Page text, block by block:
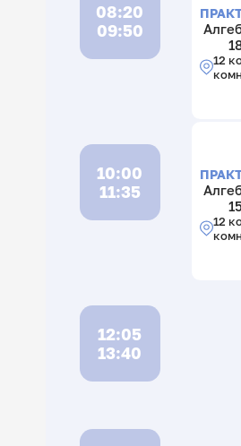
08:20
09:50
12
10:00
11:35
12
12:05
13:40